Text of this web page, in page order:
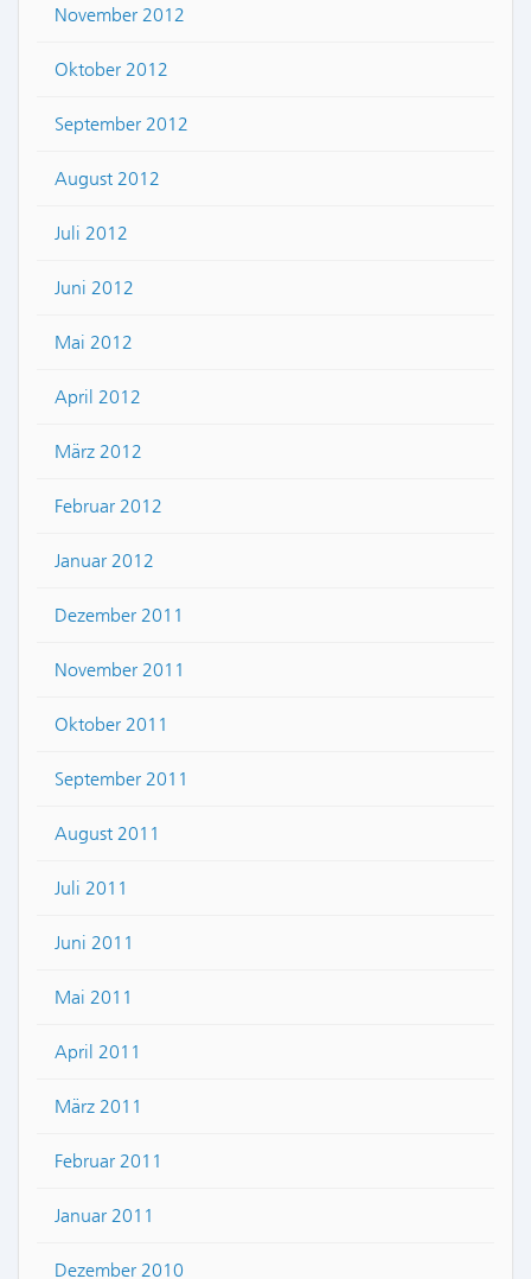
November 2012
Oktober 2012
September 2012
August 2012
Juli 2012
Juni 2012
Mai 2012
April 2012
März 2012
Februar 2012
Januar 2012
Dezember 2011
November 2011
Oktober 2011
September 2011
August 2011
Juli 2011
Juni 2011
Mai 2011
April 2011
März 2011
Februar 2011
Januar 2011
Dezember 2010